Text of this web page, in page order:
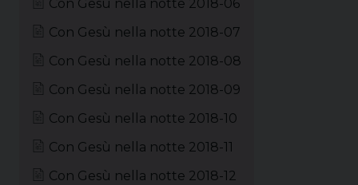
Con Gesù nella notte 2018-06
Con Gesù nella notte 2018-07
Con Gesù nella notte 2018-08
Con Gesù nella notte 2018-09
Con Gesù nella notte 2018-10
Con Gesù nella notte 2018-11
Con Gesù nella notte 2018-12